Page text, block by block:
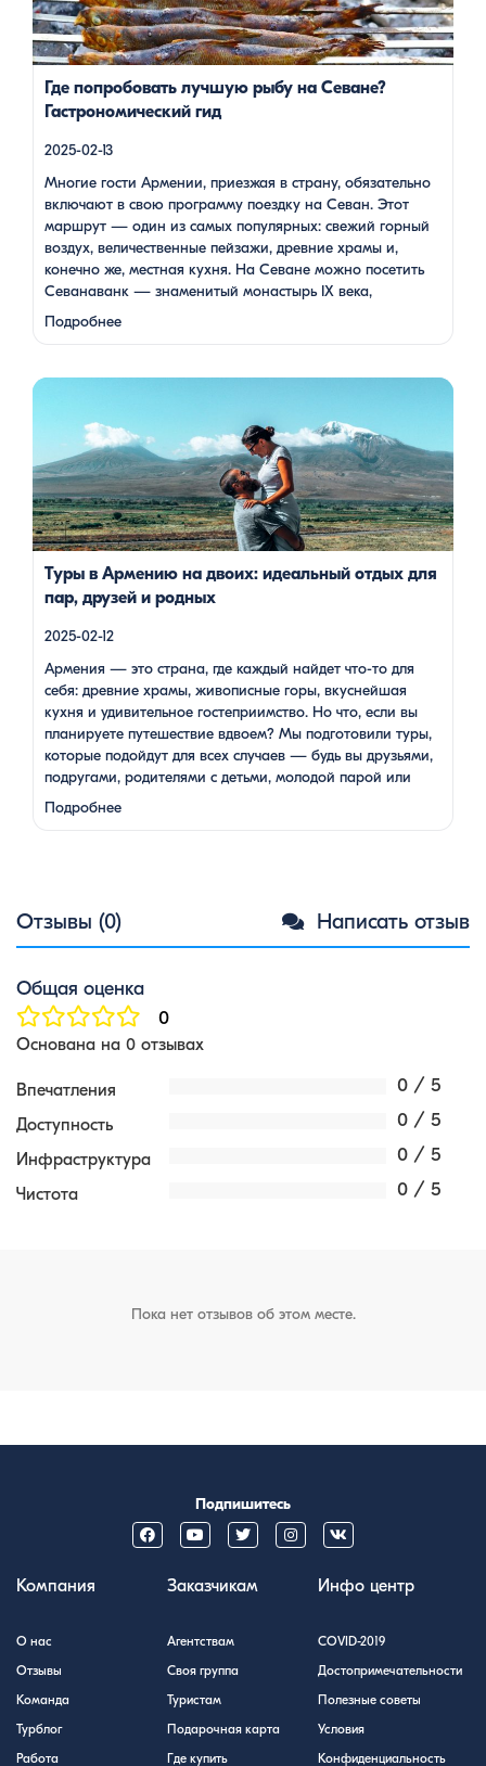
— знаменитый монастырь IX века, расположенный на
полуострове, а также Айраванк, который менее известен, но
не менее […]
Где попробовать лучшую рыбу на Севане?
Гастрономический гид
2025-02-13
Многие гости Армении, приезжая в страну, обязательно
включают в свою программу поездку на Севан. Этот
маршрут — один из самых популярных: свежий горный
воздух, величественные пейзажи, древние храмы и,
конечно же, местная кухня. На Севане можно посетить
Севанаванк — знаменитый монастырь IX века,
расположенный на полуострове, а также Айраванк,
который менее известен, но не менее …
Подробнее
Армения — это страна, где каждый найдет что-то для себя:
удивительное гостеприимство. Но что, если вы планируете
путешествие вдвоем? Мы подготовили туры, которые
подойдут для всех случаев — будь вы друзьями, подругами,
родителями с детьми, молодой парой или супругами в
возрасте. Какой тур выбрать для путешествия вдвоем? 1. […]
Туры в Армению на двоих: идеальный отдых для
пар, друзей и родных
2025-02-12
Армения — это страна, где каждый найдет что-то для
себя: древние храмы, живописные горы, вкуснейшая
кухня и удивительное гостеприимство. Но что, если вы
планируете путешествие вдвоем? Мы подготовили туры,
которые подойдут для всех случаев — будь вы друзьями,
подругами, родителями с детьми, молодой парой или
супругами в возрасте. Какой тур выбрать для
путешествия вдвоем? 1. …
Подробнее
Отзывы (0) Написать отзыв
Общая оценка
0
Основана на 0 отзывах
Впечатления 0 / 5
Доступность 0 / 5
Инфраструктура 0 / 5
Чистота 0 / 5
Пока нет отзывов об этом месте.
Подпишитесь
Компания
О нас
Отзывы
Команда
Турблог
Работа
Заказчикам
Агентствам
Своя группа
Туристам
Подарочная карта
Где купить
Инфо центр
COVID-2019
Достопримечательности
Полезные советы
Условия
Конфиденциальность